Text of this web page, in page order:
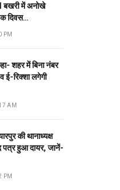
में अनोखे
दिवस…
PM
शहर में बिना नंबर
ई-रिक्शा लगेगी
AM
की थानाध्यक्ष
पत्र हुआ दायर, जानें-
PM